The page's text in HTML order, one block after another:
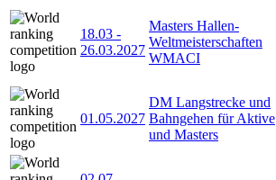
18.03 -
26.03.2027
Masters Hallen-
Weltmeisterschaften
WMACI
01.05.2027
DM Langstrecke und
Bahngehen für Aktive
und Masters